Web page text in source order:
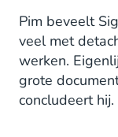
Pim beveelt
veel met
werken.
grote
concludeert hij.